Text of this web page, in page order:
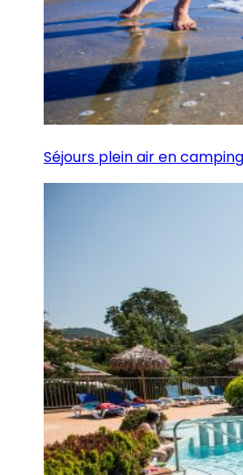
Séjours plein air en camping